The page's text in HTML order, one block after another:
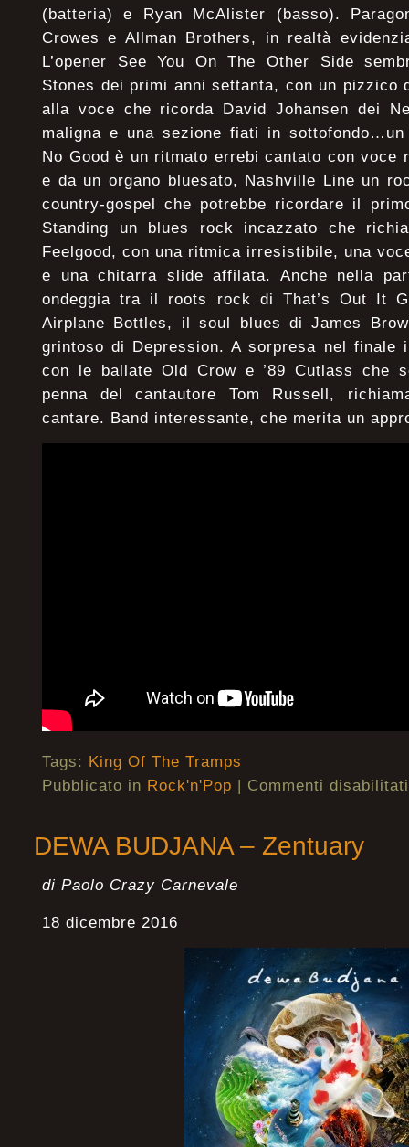
(batteria) e Ryan McAlister (basso).
Crowes e Allman Brothers, in realtà
L’opener See You On The Other Side
Stones dei primi anni settanta, con un pizzico
alla voce che ricorda David Johansen dei
maligna e una sezione fiati in sottofondo…un
No Good è un ritmato errebi cantato con voce
e da un organo bluesato, Nashville Line un
country-gospel che potrebbe ricordare il
Standing un blues rock incazzato che
Feelgood, con una ritmica irresistibile, una
e una chitarra slide affilata. Anche nella
ondeggia tra il roots rock di That’s Out It
Airplane Bottles, il soul blues di James
grintoso di Depression. A sorpresa nel finale
con le ballate Old Crow e ’89 Cutlass che
penna del cantautore Tom Russell,
cantare. Band interessante, che merita un
Tags: King Of The Tramps
Pubblicato in Rock'n'Pop | Commenti disabilitati
DEWA BUDJANA – Zentuary
di Paolo Crazy Carnevale
18 dicembre 2016